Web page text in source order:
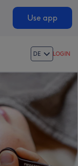
Use app
DE LOGIN